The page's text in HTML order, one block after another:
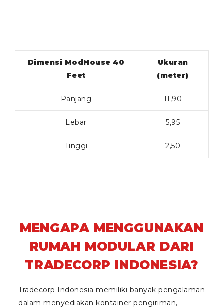
Dimensi ModHouse 40
Feet
Ukuran
(meter)
Panjang 11,90
Lebar 5,95
Tinggi 2,50
MENGAPA MENGGUNAKAN
RUMAH MODULAR DARI
TRADECORP INDONESIA?
Tradecorp Indonesia memiliki banyak pengalaman
dalam menyediakan kontainer pengiriman,